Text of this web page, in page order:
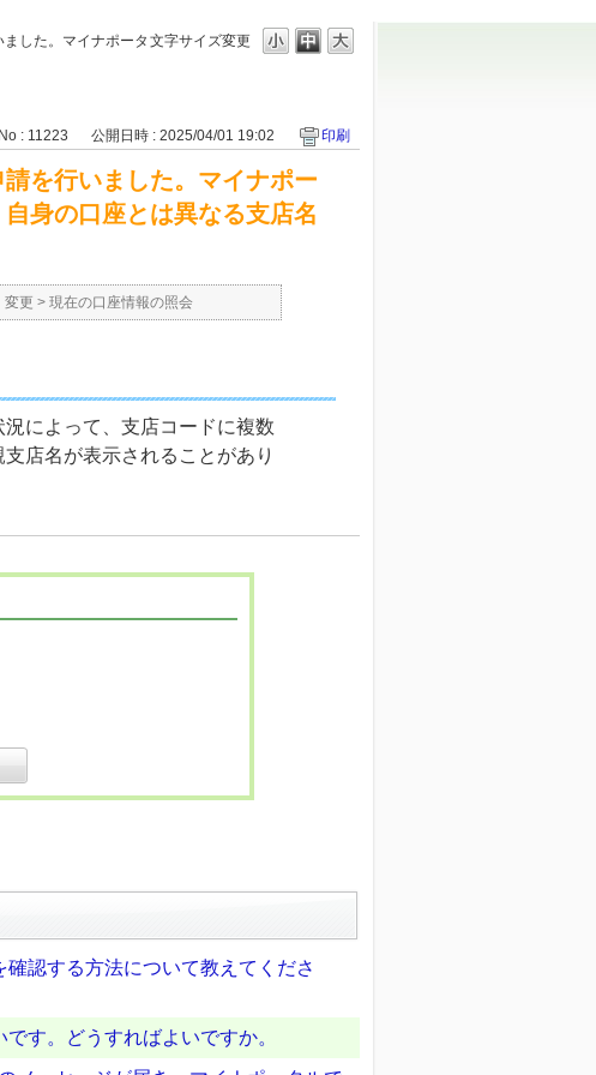
文字サイズ変更
した。マイナポータ
No : 11223 公開日時 : 2025/04/01 19:02 印刷
を行いました。マイナポー
身の口座とは異なる支店名
変更 > 現在の口座情報の照会
によって、支店コードに複数
店名が表示されることがあり
認する方法について教えてくださ
す。どうすればよいですか。